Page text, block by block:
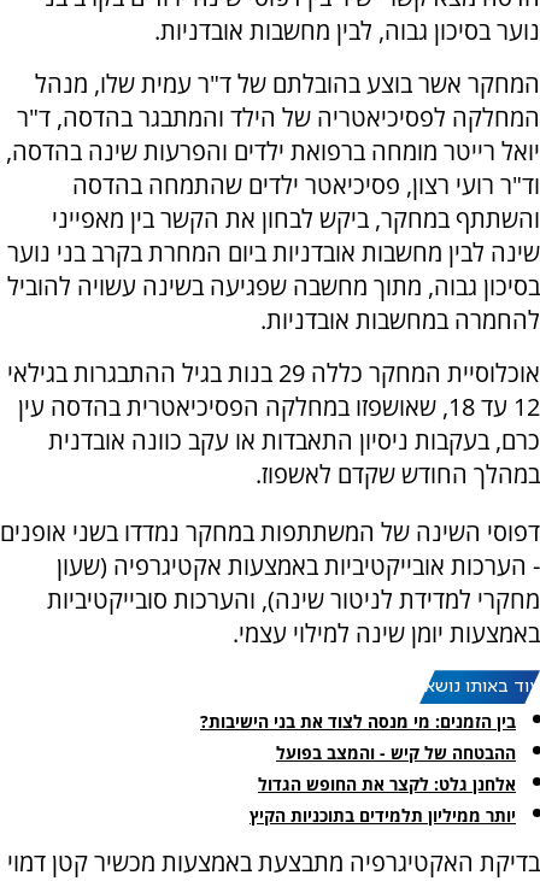
נוער בסיכון גבוה, לבין מחשבות אובדניות.
המחקר אשר בוצע בהובלתם של ד"ר עמית שלו, מנהל
המחלקה לפסיכיאטריה של הילד והמתבגר בהדסה, ד"ר
יואל רייטר מומחה ברפואת ילדים והפרעות שינה בהדסה,
וד"ר רועי רצון, פסיכיאטר ילדים שהתמחה בהדסה
והשתתף במחקר, ביקש לבחון את הקשר בין מאפייני
שינה לבין מחשבות אובדניות ביום המחרת בקרב בני נוער
בסיכון גבוה, מתוך מחשבה שפגיעה בשינה עשויה להוביל
להחמרה במחשבות אובדניות.
אוכלוסיית המחקר כללה 29 בנות בגיל ההתבגרות בגילאי
12 עד 18, שאושפזו במחלקה הפסיכיאטרית בהדסה עין
כרם, בעקבות ניסיון התאבדות או עקב כוונה אובדנית
במהלך החודש שקדם לאשפוז.
דפוסי השינה של המשתתפות במחקר נמדדו בשני אופנים
- הערכות אובייקטיביות באמצעות אקטיגרפיה (שעון
מחקרי למדידת לניטור שינה), והערכות סובייקטיביות
באמצעות יומן שינה למילוי עצמי.
עוד באותו נושא:
בין הזמנים: מי מנסה לצוד את בני הישיבות?
ההבטחה של קיש - והמצב בפועל
אלחנן גלט: לקצר את החופש הגדול
יותר ממיליון תלמידים בתוכניות הקיץ
בדיקת האקטיגרפיה מתבצעת באמצעות מכשיר קטן דמוי